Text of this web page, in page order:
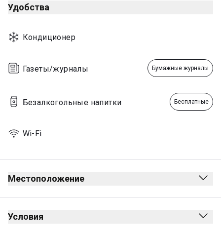
Удобства
Кондиционер
Газеты/журналы Бумажные журналы
Безалкогольные напитки Бесплатные
Wi-Fi
Местоположение
Отправление
После зоны досмотра
Условия